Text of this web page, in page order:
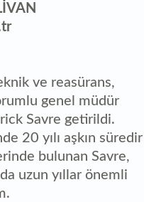
ve reasürans,
genel müdür
Savre getirildi.
20 yılı aşkın süredir
bulunan Savre,
uzun yıllar önemli